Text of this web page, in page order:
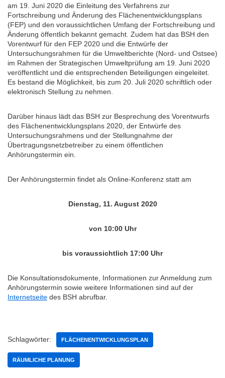
am 19. Juni 2020 die Einleitung des Verfahrens zur
Fortschreibung und Änderung des Flächenentwicklungsplans
(FEP) und den voraussichtlichen Umfang der Fortschreibung und
Änderung öffentlich bekannt gemacht. Zudem hat das BSH den
Vorentwurf für den FEP 2020 und die Entwürfe der
Untersuchungsrahmen für die Umweltberichte (Nord- und Ostsee)
im Rahmen der Strategischen Umweltprüfung am 19. Juni 2020
veröffentlicht und die entsprechenden Beteiligungen eingeleitet.
Es bestand die Möglichkeit, bis zum 20. Juli 2020 schriftlich oder
elektronisch Stellung zu nehmen.
Darüber hinaus lädt das BSH zur Besprechung des Vorentwurfs
des Flächenentwicklungsplans 2020, der Entwürfe des
Untersuchungsrahmens und der Stellungnahme der
Übertragungsnetzbetreiber zu einem öffentlichen
Anhörungstermin ein.
Der Anhörungstermin findet als Online-Konferenz statt am
Dienstag, 11. August 2020
von 10:00 Uhr
bis voraussichtlich 17:00 Uhr
Die Konsultationsdokumente, Informationen zur Anmeldung zum
Anhörungstermin sowie weitere Informationen sind auf der
Internetseite des BSH abrufbar.
Schlagwörter: FLÄCHENENTWICKLUNGSPLAN
RÄUMLICHE PLANUNG